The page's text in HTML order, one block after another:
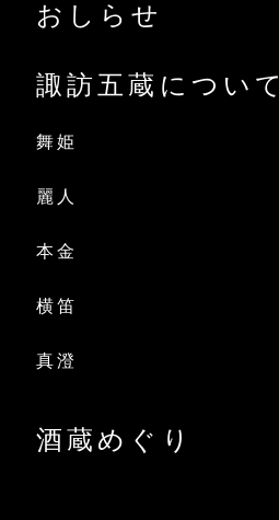
おしらせ
諏訪五蔵について
舞姫
麗人
本金
横笛
真澄
酒蔵めぐり